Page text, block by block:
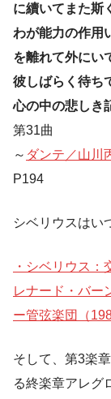
に續いてまた斯
わが能力の作用
を離れて外にい
彼しばらく待ち
心の中の悲しき
第31曲
～ ダンテ／山川
P194
シベリウスはい
・シベリウス
レナード・バー
ー管弦楽団（
そして、第3楽
る終楽章アレグ